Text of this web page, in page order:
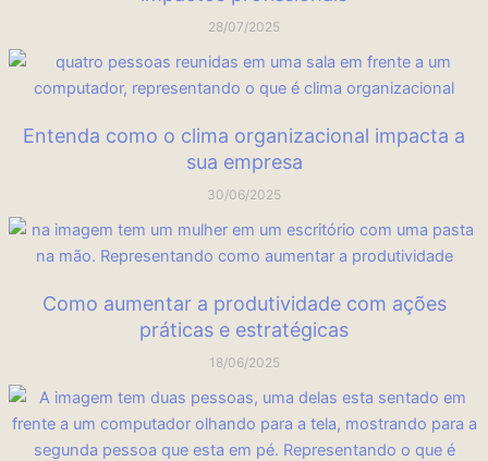
28/07/2025
Entenda como o clima organizacional impacta a
sua empresa
30/06/2025
Como aumentar a produtividade com ações
práticas e estratégicas
18/06/2025